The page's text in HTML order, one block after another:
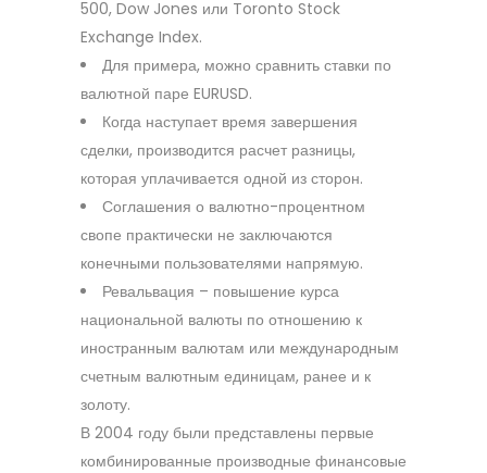
500, Dow Jones или Toronto Stock
Exchange Index.
Для примера, можно сравнить ставки по
валютной паре EURUSD.
Когда наступает время завершения
сделки, производится расчет разницы,
которая уплачивается одной из сторон.
Соглашения о валютно-процентном
свопе практически не заключаются
конечными пользователями напрямую.
Ревальвация – повышение курса
национальной валюты по отношению к
иностранным валютам или международным
счетным валютным единицам, ранее и к
золоту.
В 2004 году были представлены первые
комбинированные производные финансовые